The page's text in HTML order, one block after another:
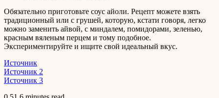
Обязательно приготовьте соус айоли. Рецепт можете взять
традиционный или с грушей, которую, кстати говоря, легко
можно заменить айвой, с миндалем, помидорами, зеленью,
красным вяленым перцем и тому подобное.
Экспериментируйте и ищите свой идеальный вкус.
Источник
Источник 2
Источник 3